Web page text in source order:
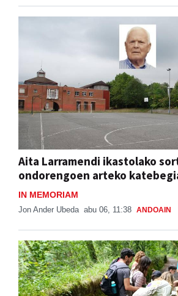
Aita Larramendi ikastolako
ondorengoen arteko
IN MEMORIAM
Jon Ander Ubeda abu 06, 11:38 ANDOAIN